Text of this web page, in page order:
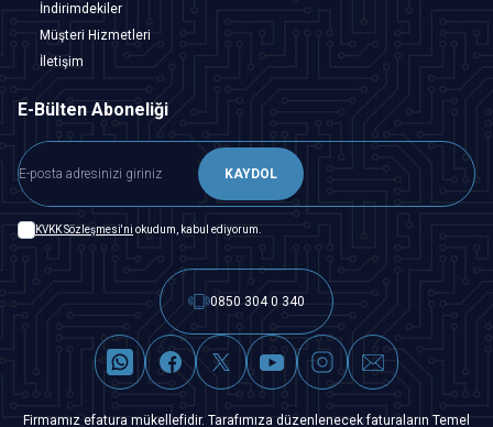
İndirimdekiler
Müşteri Hizmetleri
İletişim
E-Bülten Aboneliği
KAYDOL
KVKK Sözleşmesi'ni okudum, kabul ediyorum.
0850 304 0 340
Firmamız efatura mükellefidir. Tarafımıza düzenlenecek faturaların Temel